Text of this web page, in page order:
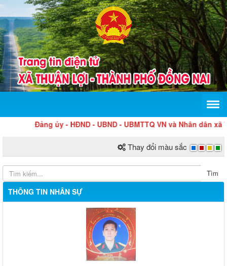
Đảng ủy - HĐND - UBND - UBMTTQ VN và Nhân dân
Thay đổi màu sắc
Tìm
THÔNG TIN NHÂN SỰ